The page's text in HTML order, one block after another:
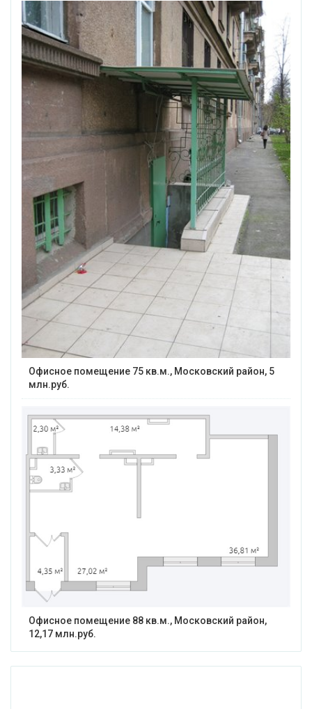
Офисное помещение 75 кв.м., Московский район, 5
млн.руб.
Офисное помещение 88 кв.м., Московский район,
12,17 млн.руб.